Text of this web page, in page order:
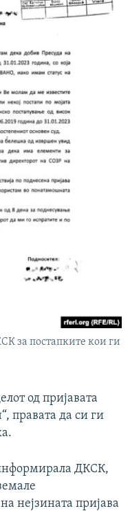
за постапките кои ги
од пријавата
правата да си ги
ДКСК,
нејзината пријава